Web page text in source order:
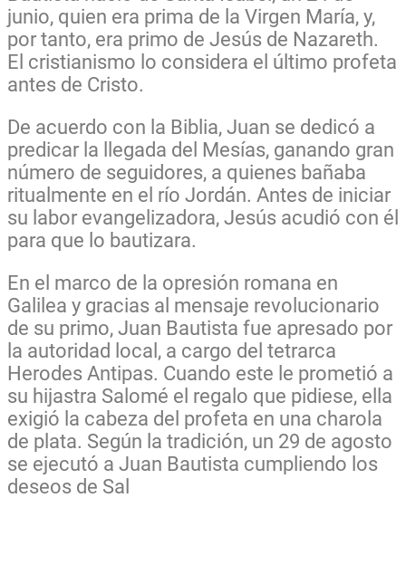
junio, quien era prima de la Virgen María, y,
por tanto, era primo de Jesús de Nazareth.
El cristianismo lo considera el último profeta
antes de Cristo.
De acuerdo con la Biblia, Juan se dedicó a
predicar la llegada del Mesías, ganando gran
número de seguidores, a quienes bañaba
ritualmente en el río Jordán. Antes de iniciar
su labor evangelizadora, Jesús acudió con él
para que lo bautizara.
En el marco de la opresión romana en
Galilea y gracias al mensaje revolucionario
de su primo, Juan Bautista fue apresado por
la autoridad local, a cargo del tetrarca
Herodes Antipas. Cuando este le prometió a
su hijastra Salomé el regalo que pidiese, ella
exigió la cabeza del profeta en una charola
de plata. Según la tradición, un 29 de agosto
se ejecutó a Juan Bautista cumpliendo los
deseos de Sal